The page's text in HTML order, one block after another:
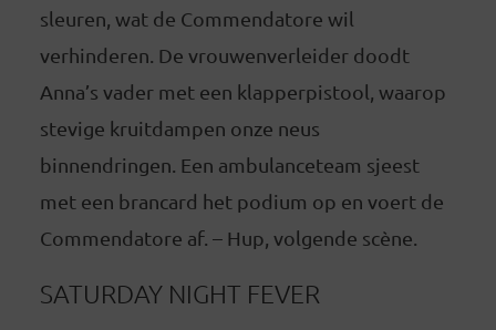
sleuren, wat de Commendatore wil
verhinderen. De vrouwenverleider doodt
Anna’s vader met een klapperpistool, waarop
stevige kruitdampen onze neus
binnendringen. Een ambulanceteam sjeest
met een brancard het podium op en voert de
Commendatore af. – Hup, volgende scène.
SATURDAY NIGHT FEVER